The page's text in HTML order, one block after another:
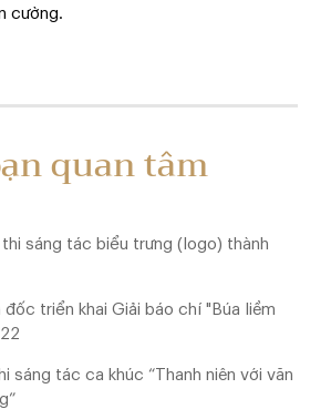
cường.
quan tâm
sáng tác biểu trưng (logo) thành
triển khai Giải báo chí "Búa liềm
sáng tác ca khúc “Thanh niên với văn